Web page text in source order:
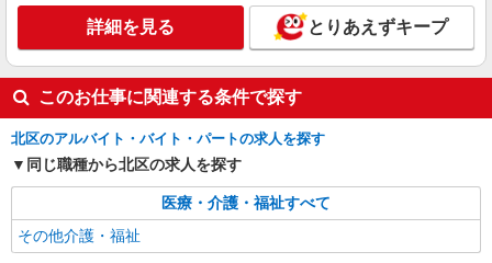
株式会社kotrio /●SW-S-2084469
東十条駅＊40代50代ミドル活躍中⇒残業なし
の就労支援スタッフ
【正社員】月給240,000〜400,000円 ・基本
給：200,000円〜220,000円 ・資格手当：10,000〜
30,000円 ・役職手当：10,000〜70,000円 ・処遇改
善手当：20,000〜60,000円（勤続年数、保有資格
により変動） ・固定残業手当：20,000円（10時
手当として別途支給 下記資格をお持ちの方歓迎 ・
認知症介護基礎研修 ・初任者研修 ・実務者研修
東京都北区
派遣社員
株式会社kotrio /●SW-H1-1958104
詳細を見る とりあえずキープ
このお仕事に関連する条件で探す
北区のアルバイト・バイト・パートの求人を探す
同じ職種から北区の求人を探す
医療・介護・福祉すべて
その他介護・福祉